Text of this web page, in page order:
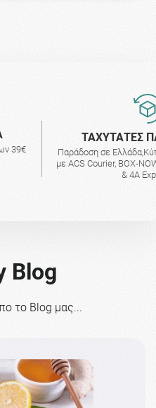
39€
ΤΑΧΥΤΑΤΕΣ
Παράδοση σε
με ACS Courier, BOX-
& 4A
Blog
το Blog μας...